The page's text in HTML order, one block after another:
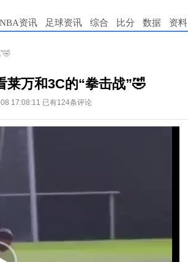
NBA资讯 足球资讯 综合 比分 数据 资料
莱万和3C的“拳击战”🤣
17:08:11 已有124条评论